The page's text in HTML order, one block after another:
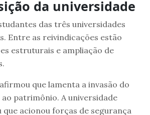
da universidade
das três universidades
Entre as reivindicações estão
estruturais e ampliação de
que lamenta a invasão do
patrimônio. A universidade
acionou forças de segurança